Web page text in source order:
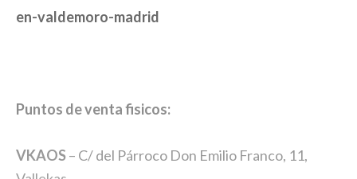
en-valdemoro-madrid
Puntos de venta fisicos:
VKAOS– C/ del Párroco Don Emilio Franco, 11,